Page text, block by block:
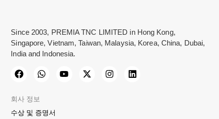
Since 2003, PREMIA TNC LIMITED in Hong Kong,
Singapore, Vietnam, Taiwan, Malaysia, Korea, China, Dubai,
India and Indonesia.
회사 정보
수상 및 증명서